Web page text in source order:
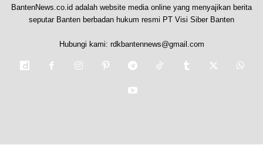
BantenNews.co.id adalah website media online yang menyajikan berita
seputar Banten berbadan hukum resmi PT Visi Siber Banten
Hubungi kami: rdkbantennews@gmail.com